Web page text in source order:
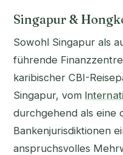
Singapur &
Sowohl Singapur als
führende
karibischer CBI-
Singapur, vom
durchgehend als eine
Bankenjurisdiktionen
anspruchsvolles